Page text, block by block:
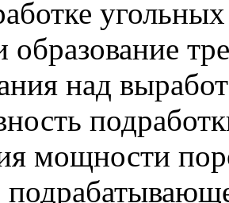
образование
над
мощности